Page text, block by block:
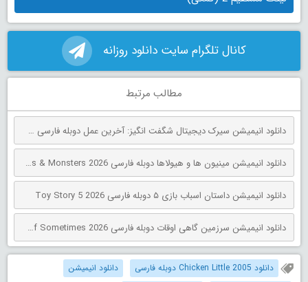
کانال تلگرام سایت دانلود روزانه
مطالب مرتبط
دانلود انیمیشن سیرک دیجیتال شگفت انگیز: آخرین عمل دوبله فارسی The Amazing Digital Circus: The Last Act 2026
دانلود انیمیشن مینیون‌ ها و هیولاها دوبله فارسی Minions & Monsters 2026
دانلود انیمیشن داستان اسباب بازی ۵ دوبله فارسی Toy Story 5 2026
دانلود انیمیشن سرزمین گاهی اوقات دوبله فارسی The Land of Sometimes 2026
دانلود Chicken Little 2005 دوبله فارسی
دانلود انیمیشن